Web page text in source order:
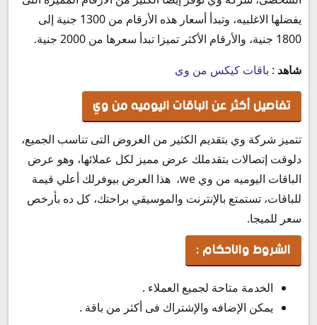
يفضلها الاغلبيه، وتبدأ أسعار هذه الأرقام من 1300 جنية إلى
1800 جنية، والأرقام الأكثر تميزا تبدأ سعرها من 2000 جنية.
شاهد : باقات كيكس من وى
تفاصيل أكثر عن الباقات اليوميه من وي
تتميز شركة وي بتقديم الكثير من العروض التى تناسب الجميع،
دلوقت إتصالات بتقدملك عرض مميز لكل عملائها، وهو عرض
الباقات اليوميه من وي we، هذا العرض بيوفرلك أعلي قيمة
للباقات، تستمتع بالإنترنت والموسيقي براحتك، كل ده بأرخص
سعر للميجا.
الشروط والاحكام :
الخدمة متاحة لجميع العملاء .
يمكن الإضافه والإشتراك فى أكثر من باقة .